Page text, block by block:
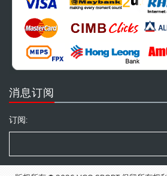
消息订阅
订阅: